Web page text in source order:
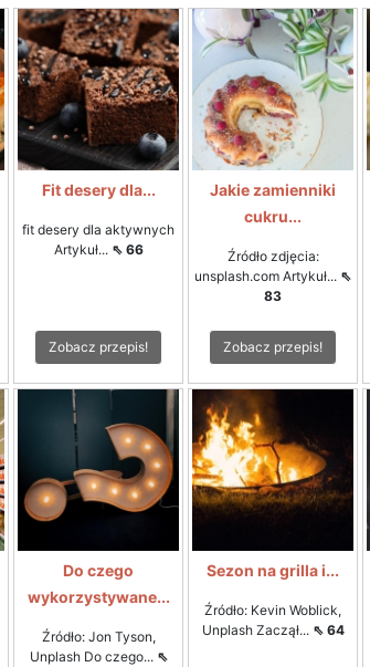
Fit desery dla...
fit desery dla aktywnych
Artykuł... ⇖ 66
Zobacz przepis!
Jakie zamienniki
cukru...
Źródło zdjęcia:
unsplash.com Artykuł... ⇖
83
Zobacz przepis!
Do czego
wykorzystywane...
Źródło: Jon Tyson,
Unplash Do czego... ⇖
Sezon na grilla i...
Źródło: Kevin Woblick,
Unplash Zaczął... ⇖ 64